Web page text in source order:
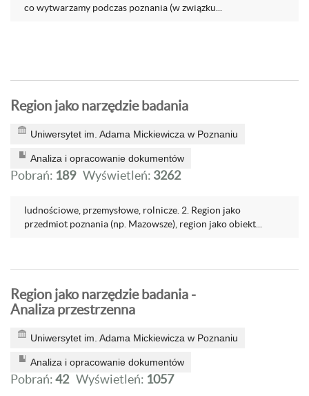
co wytwarzamy podczas poznania (w związku...
Region jako narzędzie badania
Uniwersytet im. Adama Mickiewicza w Poznaniu
Analiza i opracowanie dokumentów
Pobrań: 189 Wyświetleń: 3262
ludnościowe, przemysłowe, rolnicze. 2. Region jako
przedmiot poznania (np. Mazowsze), region jako obiekt...
Region jako narzędzie badania -
Analiza przestrzenna
Uniwersytet im. Adama Mickiewicza w Poznaniu
Analiza i opracowanie dokumentów
Pobrań:42 Wyświetleń: 1057